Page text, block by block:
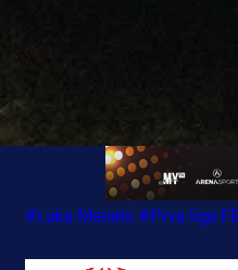
#Luka Menalo #Prva liga